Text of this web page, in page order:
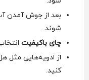
بعد از جوش آمدن
شوند.
چای باکیفیت
از ادویه‌هایی مثل
کنید.